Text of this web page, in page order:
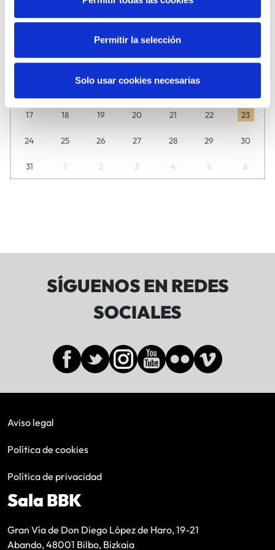
Permitir la selección
Solo usar cookies necesarias
29 30 31
3 4 5 6 7 8 9
17 18 19 20 21 22 23
24 25 26 27 28 29 30
31 1 2 3 4 5 6
SÍGUENOS EN REDES
SOCIALES
Aviso legal
Política de cookies
Política de privacidad
Sala BBK
Gran Vía de Don Diego López de Haro, 19-21
Abando, 48001 Bilbo, Bizkaia